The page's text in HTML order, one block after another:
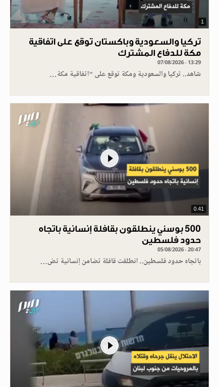
1
تركيا والسعودية وباكستان توقع على اتفاقية
مكة للدفاع المشترك
07/08/2026 - 13:29
شاهد.. تركيا والسعودية ومكة توقع على "اتفاقية مكة…
0.41
500 بوسني ينطلقون بقافلة إنسانية باتجاه
حدود فلسطين
05/08/2026 - 20:47
باتجاه حدود فلسطين.. انطلقت قافلة تضامن إنسانية تض…